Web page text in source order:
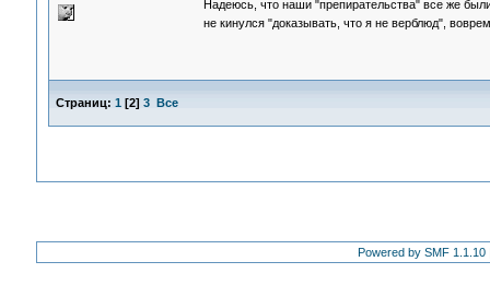
Надеюсь, что наши "препирательства" все же
не кинулся "доказывать, что я не верблюд",
Страниц: 1 [2] 3 Все
Powered by SMF 1.1.10